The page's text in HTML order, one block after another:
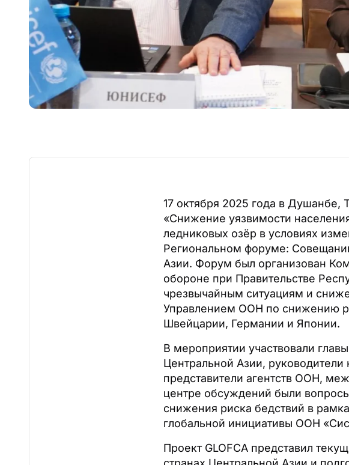
17 октября 2025 года в
«Снижение уязвимости
ледниковых озёр в условиях
Региональном форуме:
Азии. Форум был организован
обороне при Правительстве
чрезвычайным ситуациям и
Управлением ООН по снижению
Швейцарии, Германии и Японии.
В мероприятии участвовали
Центральной Азии,
представители агентств ООН,
центре обсуждений были
снижения риска бедствий в
глобальной инициативы ООН
Проект GLOFCA представил